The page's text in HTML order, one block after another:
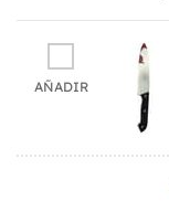
AÑADIR